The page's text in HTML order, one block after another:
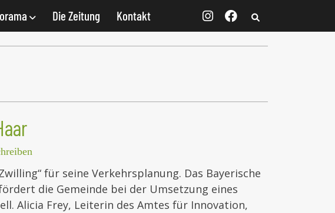
Die Zeitung Kontakt
für seine Verkehrsplanung. Das Bayerische
die Gemeinde bei der Umsetzung eines
Alicia Frey, Leiterin des Amtes für Innovation,